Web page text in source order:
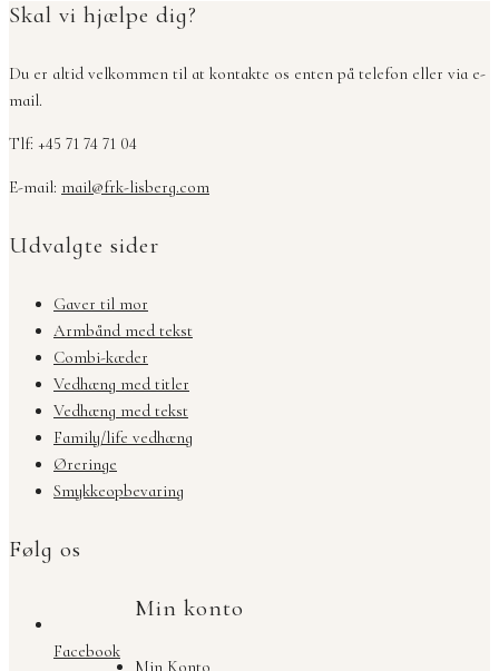
Skal vi hjælpe dig?
Du er altid velkommen til at kontakte os enten på telefon eller via e-
mail.
Tlf: +45 71 74 71 04
E-mail: mail@frk-lisberg.com
Udvalgte sider
Gaver til mor
Armbånd med tekst
Combi-kæder
Vedhæng med titler
Vedhæng med tekst
Family/life vedhæng
Øreringe
Smykkeopbevaring
Følg os
Facebook
Min konto
Min Konto